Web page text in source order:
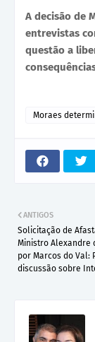
A decisão de
entrevistas
questão a
Moraes
ANTIGOS
Solicitação de
Ministro Alexandre
por Marcos do Val:
discussão sobre